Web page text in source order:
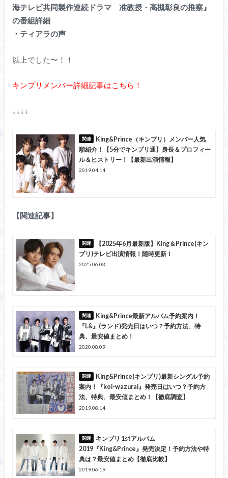
海テレビ共同製作連続ドラマ 准教授・高槻彰良の推察』
の番組詳細
・ティアラの声
以上でした〜！！
キンプリメンバー詳細記事はこちら！
↓↓↓↓
King&Prince（キンプリ）メンバー人気
順紹介！【5分でキンプリ通】身長＆プロフィー
ル＆ヒストリー！【最新出演情報】
2019.04.14
【関連記事】
【2025年6月最新版】King＆Prince(キン
プリ)テレビ出演情報！随時更新！
2025.06.03
King&Prince最新アルバム予約案内！
『L&』(ランド)発売日はいつ？予約方法、特
典、最安値まとめ！
2020.08.09
King&Prince(キンプリ)最新シングル予約
案内！『koi-wazurai』発売日はいつ？予約方
法、特典、最安値まとめ！【徹底調査】
2019.08.14
キンプリ 1stアルバム
2019『King&Prince』発売決定！予約方法や特
典は？最安値まとめ【徹底比較】
2019.06.19